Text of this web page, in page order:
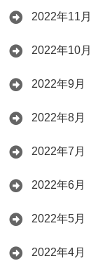
2022年11月
2022年10月
2022年9月
2022年8月
2022年7月
2022年6月
2022年5月
2022年4月